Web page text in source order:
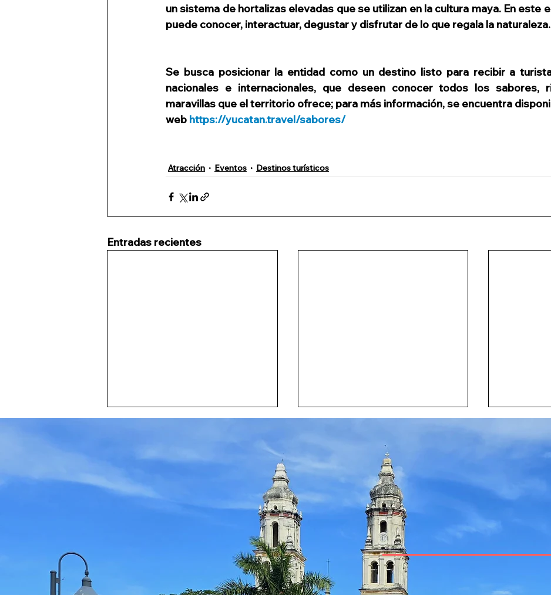
un sistema de hortalizas elevadas que se utilizan en la cultura maya. En este
puede conocer, interactuar, degustar y disfrutar de lo que regala la naturaleza.
Se busca posicionar la entidad como un destino listo para recibir a
nacionales e internacionales, que deseen conocer todos los sabores,
maravillas que el territorio ofrece; para más información, se encuentra
web https://yucatan.travel/sabores/
Atracción Eventos Destinos turísticos
Entradas recientes
posiciona a Nayarit como
Ligas” y transforma el
branding turístico con
campañas globales
Villa Premiere celebra la
30ª edición del Festival
Gourmet Internacional con
un magistral “Ronqueo +
Paella” frente al mar
Caribe
el
de